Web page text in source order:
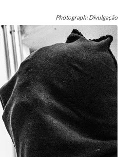
Photograph: Divulgação